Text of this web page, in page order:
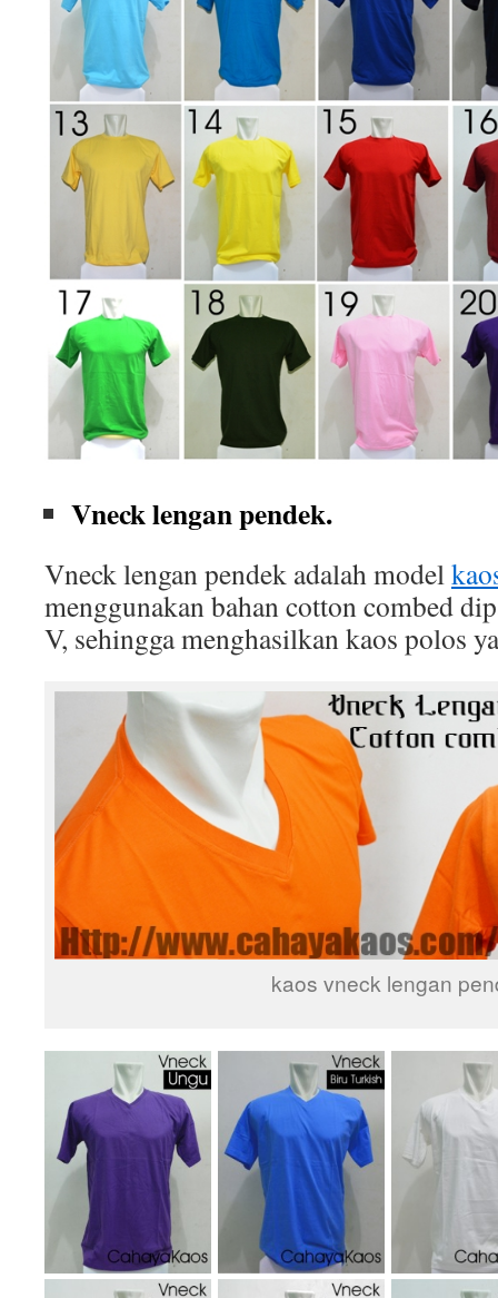
Vneck lengan pendek.
Vneck lengan pendek adalah model
menggunakan bahan cotton combed
V, sehingga menghasilkan kaos polos
kaos vneck lengan